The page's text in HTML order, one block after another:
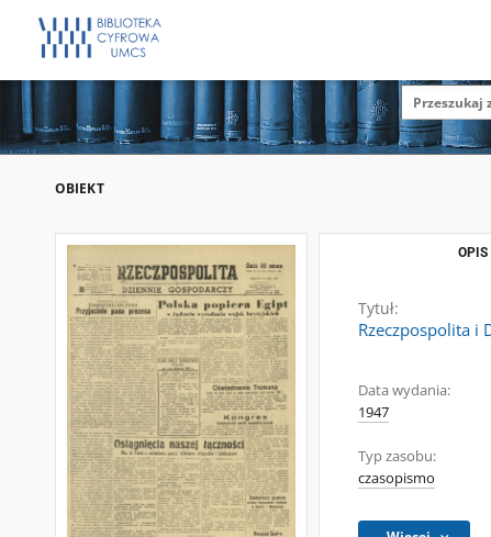
OBIEKT
OPIS
Tytuł:
Rzeczpospolita i
Data wydania:
1947
Typ zasobu:
czasopismo